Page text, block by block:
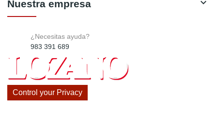
Nuestra empresa 
¿Necesitas ayuda?
983 391 689
Control your Privacy